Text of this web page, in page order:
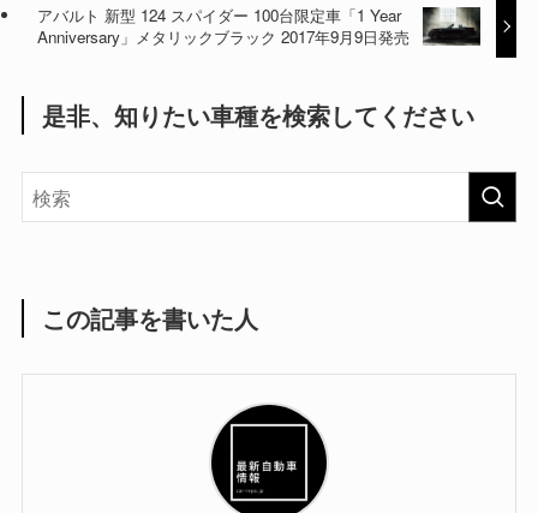
アバルト 新型 124 スパイダー 100台限定車「1 Year
Anniversary」メタリックブラック 2017年9月9日発売
是非、知りたい車種を検索してください
この記事を書いた人